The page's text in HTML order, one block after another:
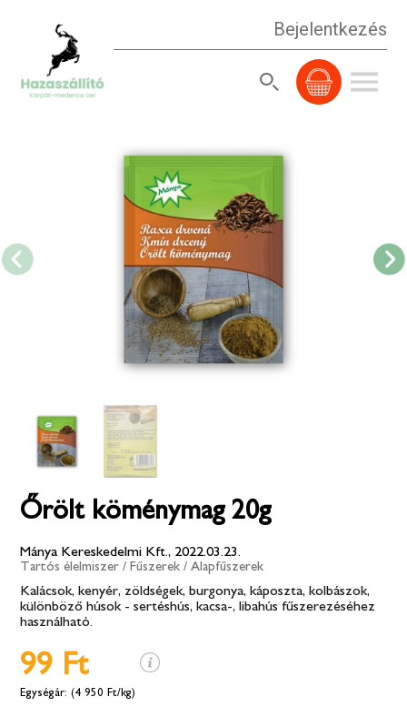
Bejelentkezés
Őrölt köménymag 20g
Mánya Kereskedelmi Kft., 2022.03.23.
Tartós élelmiszer / Fűszerek / Alapfűszerek
Kalácsok, kenyér, zöldségek, burgonya, káposzta, kolbászok,
különböző húsok - sertéshús, kacsa-, libahús fűszerezéséhez
használható.
99 Ft
(4 950 Ft/kg)